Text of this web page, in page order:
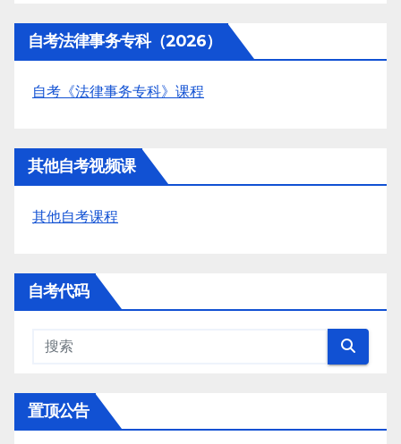
自考法律事务专科（2026）
自考《法律事务专科》课程
其他自考视频课
其他自考课程
自考代码
置顶公告